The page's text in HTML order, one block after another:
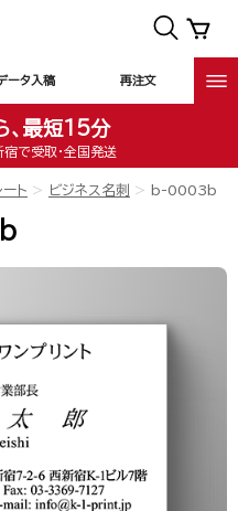
ータ入稿 再注文
、最短15分
宿で受取・全国発送
ト ビジネス名刺 b-0003b